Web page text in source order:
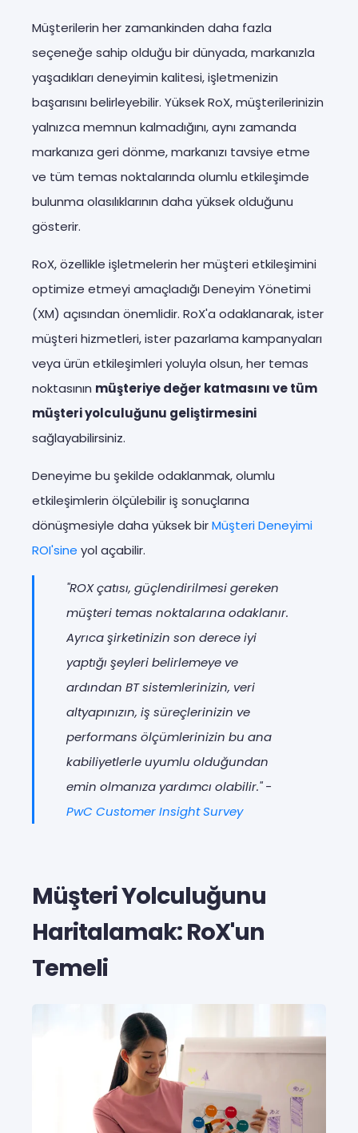
Müşterilerin her zamankinden daha fazla
seçeneğe sahip olduğu bir dünyada, markanızla
yaşadıkları deneyimin kalitesi, işletmenizin
başarısını belirleyebilir. Yüksek RoX, müşterilerinizin
yalnızca memnun kalmadığını, aynı zamanda
markanıza geri dönme, markanızı tavsiye etme
ve tüm temas noktalarında olumlu etkileşimde
bulunma olasılıklarının daha yüksek olduğunu
gösterir.
RoX, özellikle işletmelerin her müşteri etkileşimini
optimize etmeyi amaçladığı Deneyim Yönetimi
(XM) açısından önemlidir. RoX'a odaklanarak, ister
müşteri hizmetleri, ister pazarlama kampanyaları
veya ürün etkileşimleri yoluyla olsun, her temas
noktasının müşteriye değer katmasını ve tüm
müşteri yolculuğunu geliştirmesini
sağlayabilirsiniz.
Deneyime bu şekilde odaklanmak, olumlu
etkileşimlerin ölçülebilir iş sonuçlarına
dönüşmesiyle daha yüksek birMüşteri Deneyimi
ROI'sine yol açabilir.
"ROX çatısı, güçlendirilmesi gereken
müşteri temas noktalarına odaklanır.
Ayrıca şirketinizin son derece iyi
yaptığı şeyleri belirlemeye ve
ardından BT sistemlerinizin, veri
altyapınızın, iş süreçlerinizin ve
performans ölçümlerinizin bu ana
kabiliyetlerle uyumlu olduğundan
emin olmanıza yardımcı olabilir." -
PwC Customer Insight Survey
Müşteri Yolculuğunu
Haritalamak: RoX'un
Temeli